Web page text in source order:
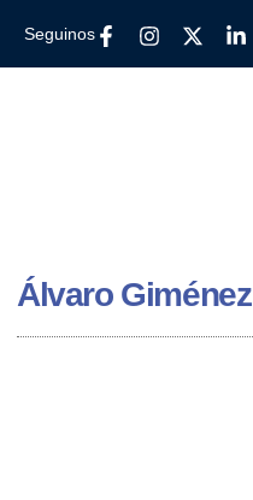
Seguinos
Álvaro Giménez